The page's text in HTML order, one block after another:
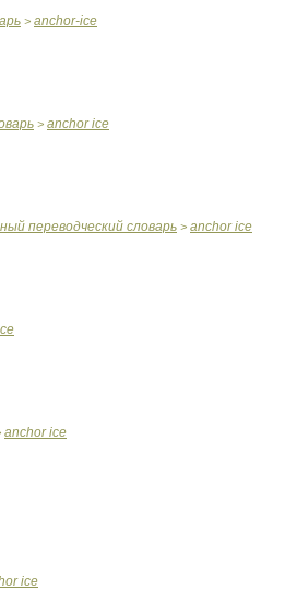
> anchor-ice
> anchor ice
переводческий словарь > anchor ice
anchor ice
ice